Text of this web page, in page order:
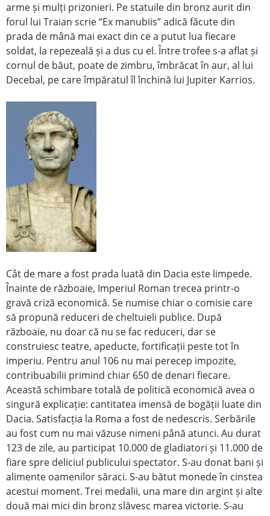
arme și mulți prizonieri. Pe statuile din bronz aurit din
forul lui Traian scrie “Ex manubiis” adică făcute din
prada de mână mai exact din ce a putut lua fiecare
soldat, la repezeală și a dus cu el. Între trofee s-a aflat și
cornul de băut, poate de zimbru, îmbrăcat în aur, al lui
Decebal, pe care împăratul îl închină lui Jupiter Karrios.
Cât de mare a fost prada luată din Dacia este limpede.
Înainte de războaie, Imperiul Roman trecea printr-o
gravă criză economică. Se numise chiar o comisie care
să propună reduceri de cheltuieli publice. După
războaie, nu doar că nu se fac reduceri, dar se
construiesc teatre, apeducte, fortificații peste tot în
imperiu. Pentru anul 106 nu mai perecep impozite,
contribuabilii primind chiar 650 de denari fiecare.
Această schimbare totală de politică economică avea o
singură explicație: cantitatea imensă de bogății luate din
Dacia. Satisfacția la Roma a fost de nedescris. Serbările
au fost cum nu mai văzuse nimeni până atunci. Au durat
123 de zile, au participat 10.000 de gladiatori și 11.000 de
fiare spre deliciul publicului spectator. S-au donat bani și
alimente oamenilor săraci. S-au bătut monede în cinstea
acestui moment. Trei medalii, una mare din argint și alte
două mai mici din bronz slăvesc marea victorie. S-au